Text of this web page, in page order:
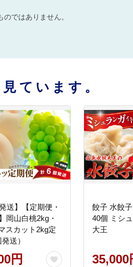
ではありません。
ています。
送】【定期便・
岡山白桃2kg・
スカット2kg定
送）
円
餃子 水餃
40個 ミシ
大王
35,000